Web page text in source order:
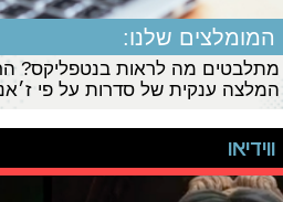
המומלצים שלנו:
מתלבטים מה לראות בנטפליקס?
המלצה ענקית של סדרות על פי
ווידיאו